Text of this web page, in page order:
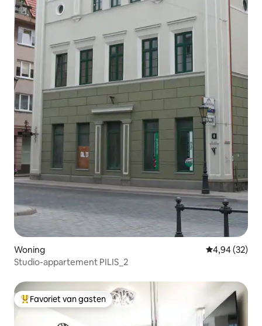
Woning Gemiddelde
4,94 (32)
Studio-appartement PILIS_2
Topfavoriet van gasten
Favoriet van gasten